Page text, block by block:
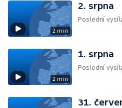
2 min
2. srpna
Poslední
2 min
1. srpna
Poslední
31.